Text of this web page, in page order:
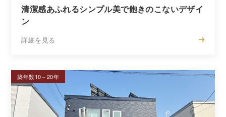
清潔感あふれるシンプル美で飽きのこないデザイ
ン
詳細を見る
築年数10～20年